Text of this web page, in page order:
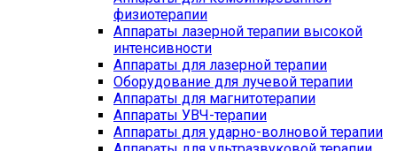
физиотерапии
Аппараты лазерной терапии высокой
интенсивности
Аппараты для лазерной терапии
Оборудование для лучевой терапии
Аппараты для магнитотерапии
Аппараты УВЧ-терапии
Аппараты для ударно-волновой терапии